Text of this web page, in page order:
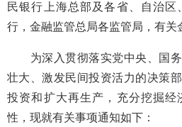
民银行上海总部及各省、自治
行，金融监管总局各监管局，有关
为深入贯彻落实党中央、国务
壮大、激发民间投资活力的决策
投资和扩大再生产，充分挖掘经
性，现就有关事项通知如下：